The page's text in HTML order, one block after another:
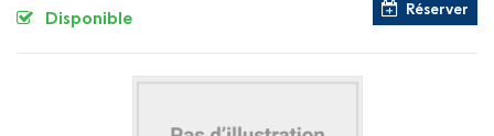
Réserver
Disponible